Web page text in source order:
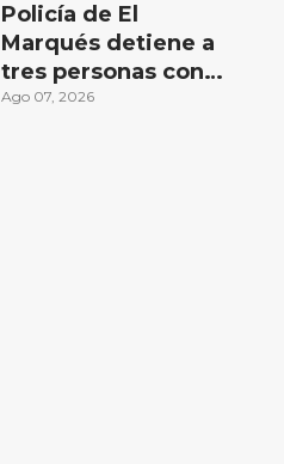
Policía de El
Marqués detiene a
tres personas con
distintos narcóticos
Ago 07, 2026